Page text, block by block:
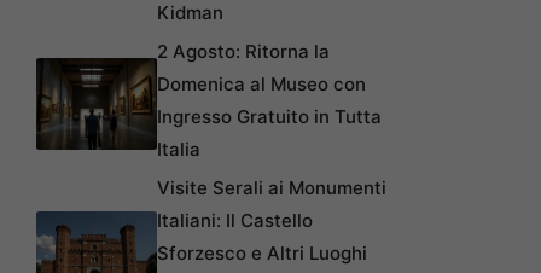
Kidman
2 Agosto: Ritorna la
Domenica al Museo con
Ingresso Gratuito in Tutta
Italia
Visite Serali ai Monumenti
Italiani: Il Castello
Sforzesco e Altri Luoghi